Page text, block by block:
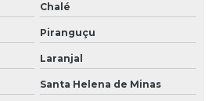
Chalé
Piranguçu
Laranjal
Santa Helena de Minas